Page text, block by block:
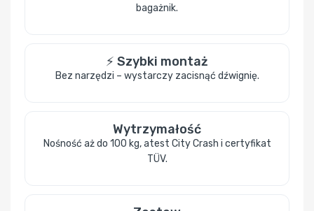
bagażnik.
⚡ Szybki montaż
Bez narzędzi – wystarczy zacisnąć dźwignię.
Wytrzymałość
Nośność aż do 100 kg, atest City Crash i certyfikat
TÜV.